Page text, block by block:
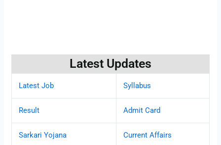
Latest Updates
Latest Job Syllabus
Result Admit Card
Sarkari Yojana Current Affairs